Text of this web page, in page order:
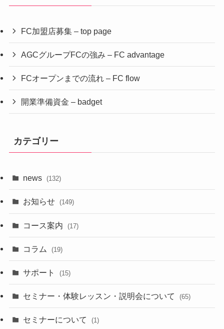
FC加盟店募集 – top page
AGCグループFCの強み – FC advantage
FCオープンまでの流れ – FC flow
開業準備資金 – badget
カテゴリー
news (132)
お知らせ (149)
コース案内 (17)
コラム (19)
サポート (15)
セミナー・体験レッスン・説明会について (65)
セミナーについて (1)